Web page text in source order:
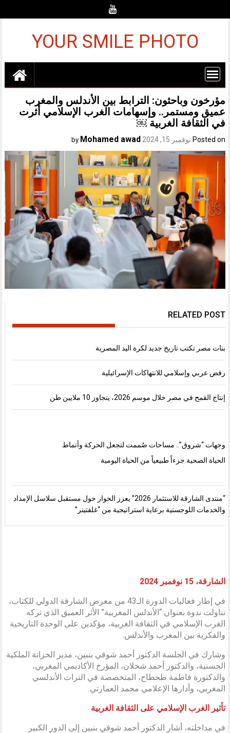
YOUR SMILE PHOTO
مؤرخون وباحثون: الترابط بين الأندلس والمغرب
عميق ومستمر.. وإسهامات الغرب الإسلامي أثرت
في الثقافة الغربية ￼
Posted on نوفمبر 15, 2024 Mohamed awad
RELATED POST
بنات مصر تكتب تاريخ جديد لكرة اليد المصرية
رفض عربي وإسلامي للانتهاكات الإسرائيلية
إنتاج القمح في مصر خلال موسم 2026، يتجاوز 10 ملايين طن
وجهات “شروق”.. مساحات صُممت لتجعل الحركة وأنماط
الحياة الصحية جزءاً طبيعياً من الحياة اليومية
“منتدى الشارقة للاستثمار 2026” يعزز الحوار حول مستقبل سلاسل الإمداد
والخدمات اللوجستية برعاية استراتيجية من “غلفتينر”
الشارقة، 15 نوفمبر 2024
في إطار فعاليات الدورة الـ43 من معرض الشارقة الدولي للكتاب،
تناولت ندوة بعنوان “الأندلس المغربية” الأثر العميق الذي تركه
الغرب الإسلامي في الثقافة الغربية، مؤكدين على الوحدة التاريخية
والفكرية بين المغرب والأندلس.
وشارك في الجلسة الدكتور أحمد شوقي بنبين، مدير الخزانة الملكية
الحسنية، والدكتور أحمد شحلان، المؤرخ الأكاديمي المغربي،
والدكتورة فاطمة طحطاح، المتخصصة في التراث الأندلسي
المغربي، وأدارها الإعلامي محمد العمارتي.
تأثير الغرب الإسلامي على الثقافة الغربية
في مداخلته، أشار الدكتور أحمد شوقي بنبين إلى الدور الكبير